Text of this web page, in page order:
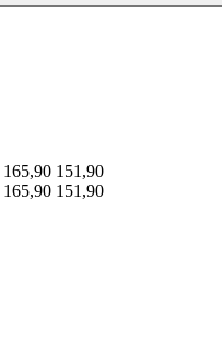
165,90 151,90
165,90 151,90